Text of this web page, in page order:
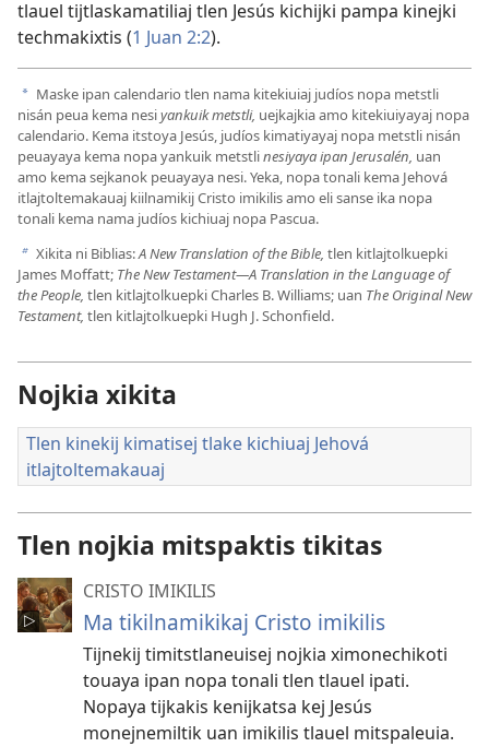
tlauel tijtlaskamatiliaj tlen Jesús kichijki pampa kinejki
techmakixtis (1 Juan 2:2).
a Maske ipan calendario tlen nama kitekiuiaj judíos nopa metstli
nisán peua kema nesiyankuik metstli, uejkajkia amo kitekiuiyayaj nopa
calendario. Kema itstoya Jesús, judíos kimatiyayaj nopa metstli nisán
peuayaya kema nopa yankuik metstlinesiyaya ipan Jerusalén, uan
amo kema sejkanok peuayaya nesi. Yeka, nopa tonali kema Jehová
itlajtoltemakauaj kiilnamikij Cristo imikilis amo eli sanse ika nopa
tonali kema nama judíos kichiuaj nopa Pascua.
b Xikita ni Biblias:A New Translation of the Bible, tlen kitlajtolkuepki
James Moffatt; The New Testament​—A Translation in the Language of
the People, tlen kitlajtolkuepki Charles B. Williams; uan The Original New
Testament, tlen kitlajtolkuepki Hugh J. Schonfield.
Nojkia xikita
Tlen kinekij kimatisej tlake kichiuaj Jehová
itlajtoltemakauaj
Tlen nojkia mitspaktis tikitas
CRISTO IMIKILIS
Ma tikilnamikikaj Cristo imikilis
Tijnekij timitstlaneuisej nojkia ximonechikoti
touaya ipan nopa tonali tlen tlauel ipati.
Nopaya tijkakis kenijkatsa kej Jesús
monejnemiltik uan imikilis tlauel mitspaleuia.